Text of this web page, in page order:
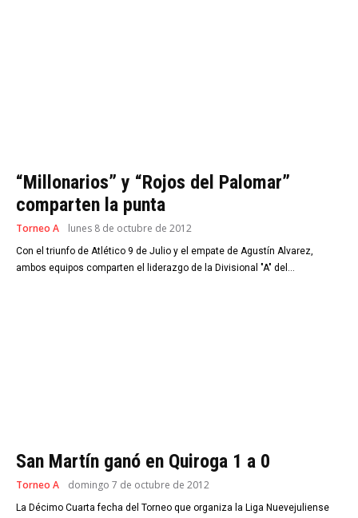
“Millonarios” y “Rojos del Palomar”
comparten la punta
Torneo A lunes 8 de octubre de 2012
Con el triunfo de Atlético 9 de Julio y el empate de Agustín Alvarez,
ambos equipos comparten el liderazgo de la Divisional "A" del...
San Martín ganó en Quiroga 1 a 0
Torneo A domingo 7 de octubre de 2012
La Décimo Cuarta fecha del Torneo que organiza la Liga Nuevejuliense